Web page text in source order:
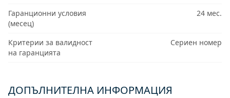
Гаранционни условия
(месец)
24 мес.
Критерии за валидност
на гаранцията
Сериен номер
ДОПЪЛНИТЕЛНА ИНФОРМАЦИЯ